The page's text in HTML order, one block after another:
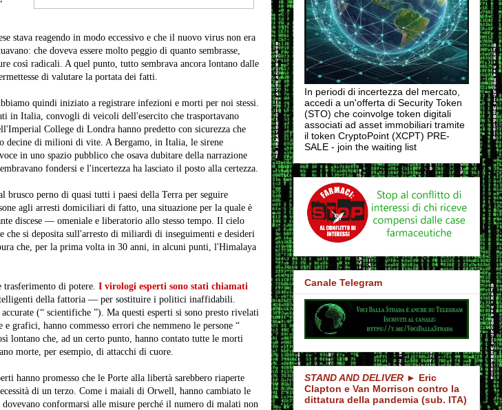
stava reagendo in modo eccessivo e che il nuovo virus non era
che doveva essere molto peggio di quanto sembrasse,
così radicali.
A quel punto, tutto sembrava ancora lontano dalle
di valutare la portata dei fatti.
quindi iniziato a registrare infezioni e morti per noi stessi.
in Italia, convogli di veicoli dell'esercito che trasportavano
College di Londra hanno predetto con sicurezza che
decine di milioni di vite. A Bergamo, in Italia, le sirene
in uno spazio pubblico che osava dubitare della narrazione
fondersi e l'incertezza ha lasciato il posto alla certezza.
perno di quasi tutti i paesi della Terra per seguire
agli arresti domiciliari di fatto, una situazione per la quale è
discese — omeniale e liberatorio allo stesso tempo. Il cielo
che si deposita sull'arresto di miliardi di inseguimenti e desideri
che, per la prima volta in 30 anni, in alcuni punti, l'Himalaya
di potere. I virologi esperti sono stati chiamati
della fattoria — per sostituire i politici inaffidabili.
(“ scientifiche ”). Ma questi esperti si sono presto rivelati
grafici, hanno commesso errori che nemmeno le persone “
lontano che, ad un certo punto, hanno contato tutte le morti
morte, per esempio, di attacchi di cuore.
hanno promesso che le Porte alla libertà sarebbero riaperte
di un terzo. Come i maiali di Orwell, hanno cambiato le
conformarsi alle misure perché il numero di malati non
In periodi di incertezza del mercato,
accedi a un'offerta di Security Token
(STO) che coinvolge token digitali
associati ad asset immobiliari tramite
il token CryptoPoint (XCPT) PRE-
SALE - join the waiting list
Canale Telegram
STAND AND DELIVER► Eric
Clapton e Van Morrison contro la
dittatura della pandemia (sub. ITA)